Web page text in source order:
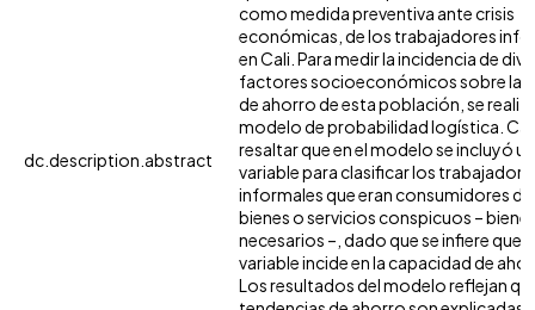
dc.description.abstract
como medida preventiva ante crisis
económicas, de los trabajadores
en Cali. Para medir la incidencia de
factores socioeconómicos sobre las
de ahorro de esta población, se
modelo de probabilidad logística.
resaltar que en el modelo se incluyó
variable para clasificar los
informales que eran consumidores de
bienes o servicios conspicuos –
necesarios –, dado que se infiere que
variable incide en la capacidad de
Los resultados del modelo reflejan